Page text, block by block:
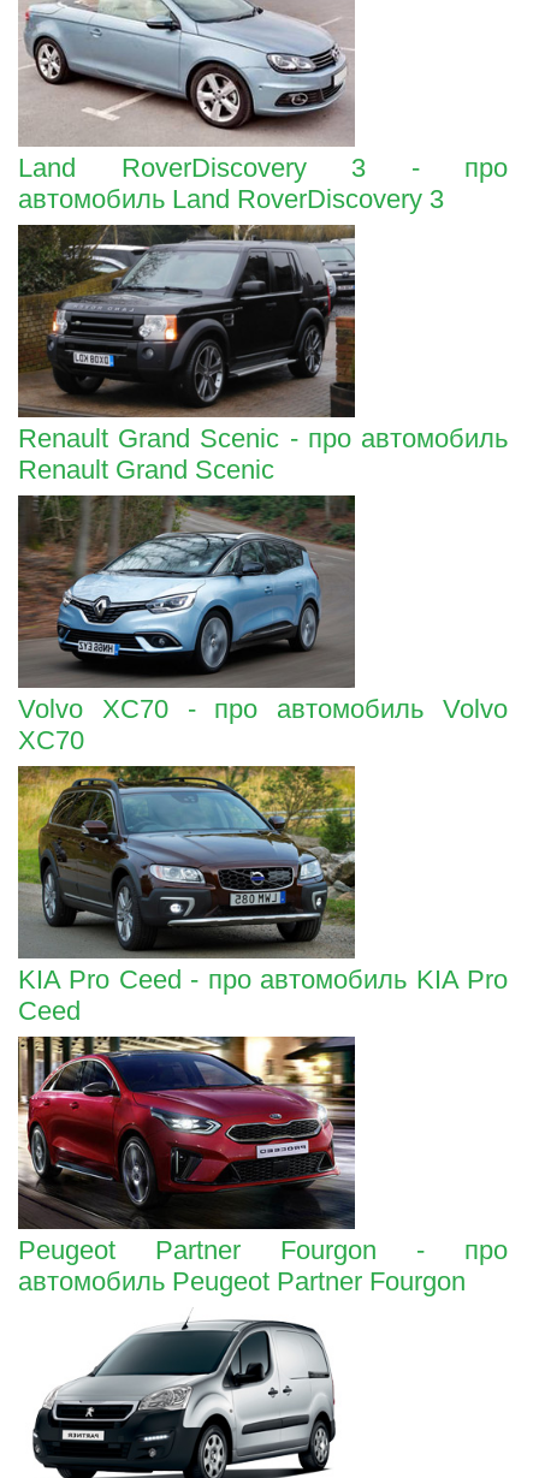
Land RoverDiscovery 3 - про
автомобиль Land RoverDiscovery 3
Renault Grand Scenic - про автомобиль
Renault Grand Scenic
Volvo XC70 - про автомобиль Volvo
XC70
KIA Pro Ceed - про автомобиль KIA Pro
Ceed
Peugeot Partner Fourgon - про
автомобиль Peugeot Partner Fourgon